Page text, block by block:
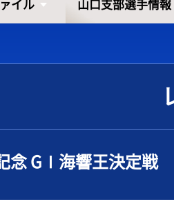
イル
イル
山口支部選手情報
ピックアップレー
念 GⅠ海響王決定戦